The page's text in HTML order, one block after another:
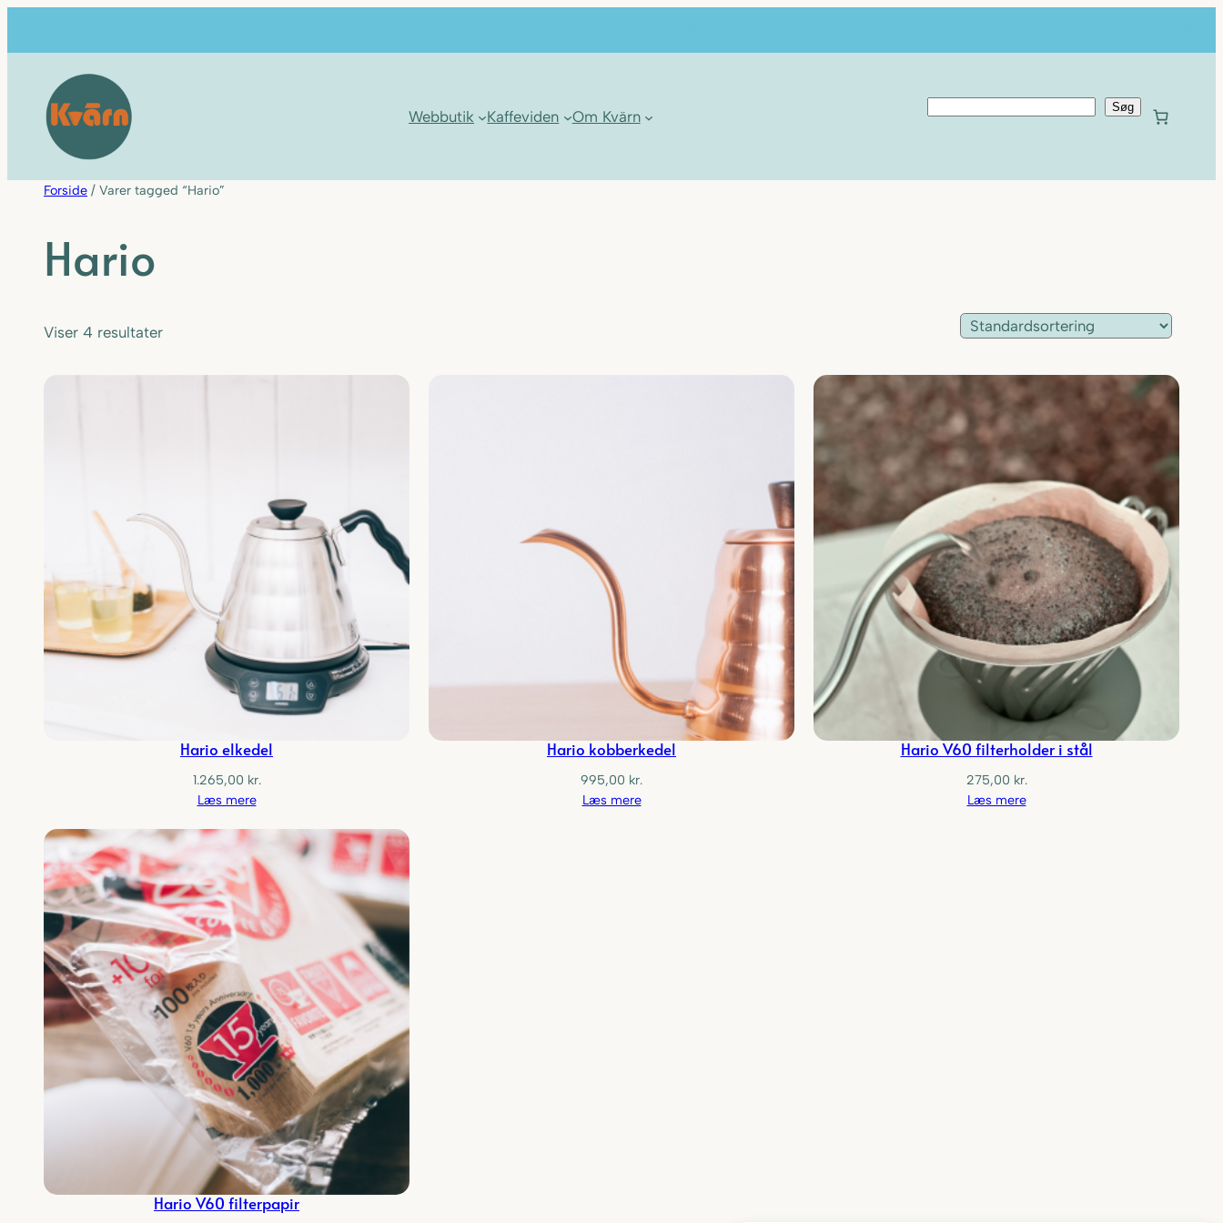
indhold
Webbutik Kaffeviden Om Kvärn
Søg
Forside / Varer tagged “Hario”
Hario
Viser 4 resultater
Hario elkedel
1.265,00 kr.
Læs mere
Hario kobberkedel
995,00 kr.
Læs mere
Hario V60 filterholder i stål
275,00 kr.
Læs mere
Hario V60 filterpapir